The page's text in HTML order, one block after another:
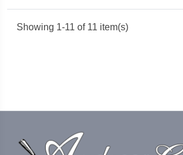
Showing 1-11 of 11 item(s)